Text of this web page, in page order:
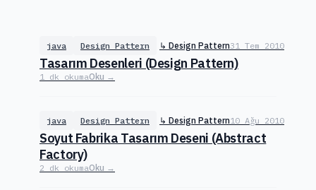
java Design Pattern ↳ Design Pattern31 Tem 2010
Tasarım Desenleri (Design Pattern)
1 dk okumaOku →
java Design Pattern ↳ Design Pattern10 Ağu 2010
Soyut Fabrika Tasarım Deseni (Abstract
Factory)
2 dk okumaOku →